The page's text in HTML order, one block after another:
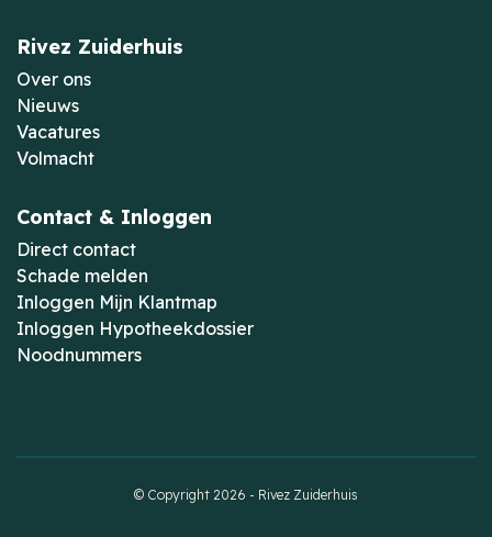
Rivez Zuiderhuis
Over ons
Nieuws
Vacatures
Volmacht
Contact & Inloggen
Direct contact
Schade melden
Inloggen Mijn Klantmap
Inloggen Hypotheekdossier
Noodnummers
© Copyright 2026 - Rivez Zuiderhuis